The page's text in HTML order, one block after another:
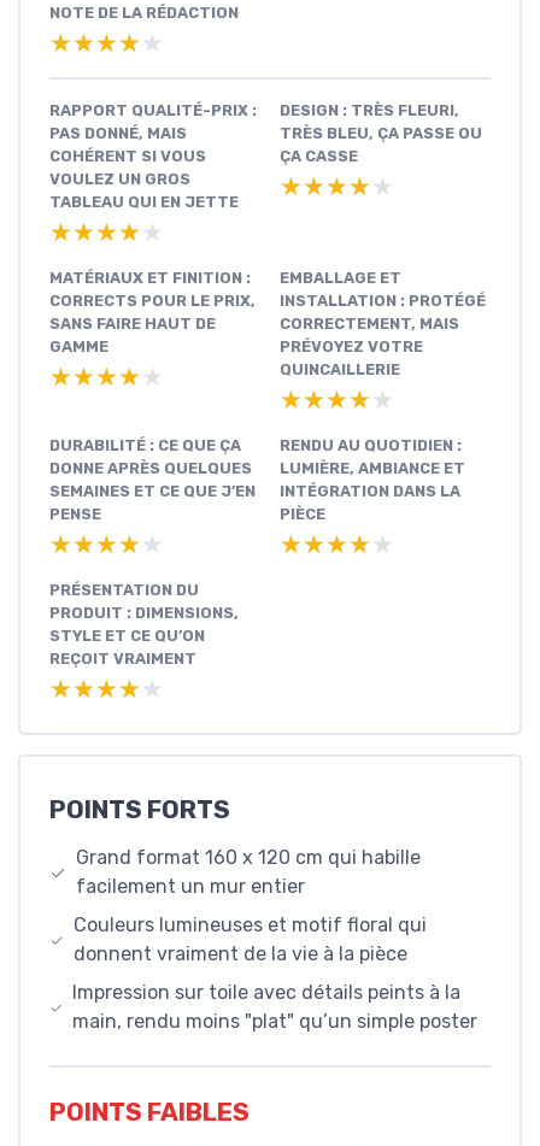
NOTE DE LA RÉDACTION
★★★★★
★★★★★
RAPPORT QUALITÉ-PRIX :
PAS DONNÉ, MAIS
COHÉRENT SI VOUS
VOULEZ UN GROS
TABLEAU QUI EN JETTE
★★★★★
★★★★★
DESIGN : TRÈS FLEURI,
TRÈS BLEU, ÇA PASSE OU
ÇA CASSE
★★★★★
★★★★★
MATÉRIAUX ET FINITION :
CORRECTS POUR LE PRIX,
SANS FAIRE HAUT DE
GAMME
★★★★★
★★★★★
EMBALLAGE ET
INSTALLATION : PROTÉGÉ
CORRECTEMENT, MAIS
PRÉVOYEZ VOTRE
QUINCAILLERIE
★★★★★
★★★★★
DURABILITÉ : CE QUE ÇA
DONNE APRÈS QUELQUES
SEMAINES ET CE QUE J’EN
PENSE
★★★★★
★★★★★
RENDU AU QUOTIDIEN :
LUMIÈRE, AMBIANCE ET
INTÉGRATION DANS LA
PIÈCE
★★★★★
★★★★★
PRÉSENTATION DU
PRODUIT : DIMENSIONS,
STYLE ET CE QU’ON
REÇOIT VRAIMENT
★★★★★
★★★★★
POINTS FORTS
Grand format 160 x 120 cm qui habille
facilement un mur entier
Couleurs lumineuses et motif floral qui
donnent vraiment de la vie à la pièce
Impression sur toile avec détails peints à la
main, rendu moins "plat" qu’un simple poster
POINTS FAIBLES